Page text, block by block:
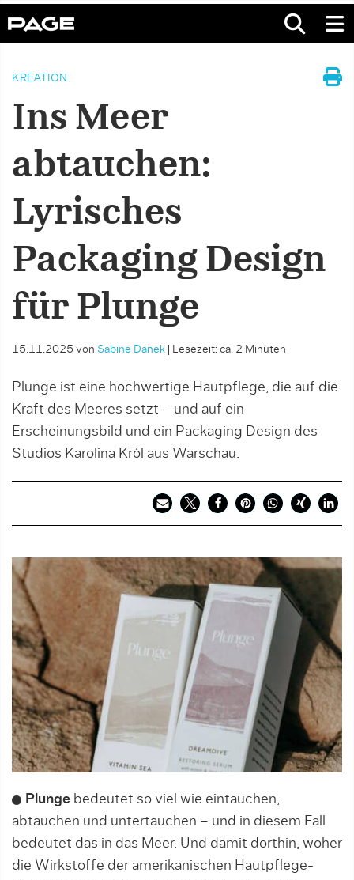
KREATION
Ins Meer
abtauchen:
Lyrisches
Packaging Design
für Plunge
15.11.2025 von Sabine Danek Lesezeit: ca. 2 Minuten
Plunge ist eine hochwertige Hautpflege, die auf die
Kraft des Meeres setzt – und auf ein
Erscheinungsbild und ein Packaging Design des
Studios Karolina Król aus Warschau.
Plunge bedeutet so viel wie eintauchen,
abtauchen und untertauchen – und in diesem Fall
bedeutet das in das Meer. Und damit dorthin, woher
die Wirkstoffe der amerikanischen Hautpflege-